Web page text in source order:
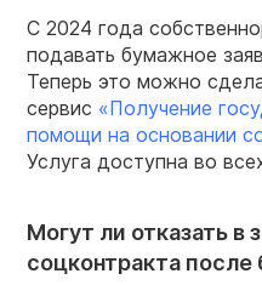
С 2024 года
подавать бумажное
Теперь это можно
сервис «Получение
помощи на основании
Услуга доступна во
Могут ли отказать в
соцконтракта после